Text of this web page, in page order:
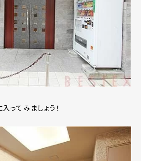
ってみましょう！